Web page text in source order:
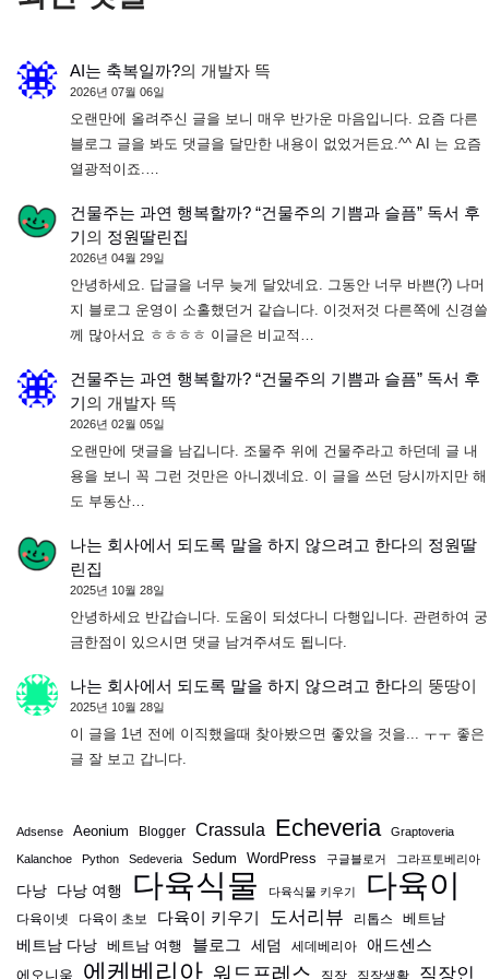
AI는 축복일까?의 개발자 뜩
2026년 07월 06일
오랜만에 올려주신 글을 보니 매우 반가운 마음입니다. 요즘 다른
블로그 글을 봐도 댓글을 달만한 내용이 없었거든요.^^ AI 는 요즘
열광적이죠.…
건물주는 과연 행복할까? “건물주의 기쁨과 슬픔” 독서 후
기의 정원딸린집
2026년 04월 29일
안녕하세요. 답글을 너무 늦게 달았네요. 그동안 너무 바쁜(?) 나머
지 블로그 운영이 소홀했던거 같습니다. 이것저것 다른쪽에 신경쓸
께 많아서요 ㅎㅎㅎㅎ 이글은 비교적…
건물주는 과연 행복할까? “건물주의 기쁨과 슬픔” 독서 후
기의 개발자 뜩
2026년 02월 05일
오랜만에 댓글을 남깁니다. 조물주 위에 건물주라고 하던데 글 내
용을 보니 꼭 그런 것만은 아니겠네요. 이 글을 쓰던 당시까지만 해
도 부동산…
나는 회사에서 되도록 말을 하지 않으려고 한다의 정원딸
린집
2025년 10월 28일
안녕하세요 반갑습니다. 도움이 되셨다니 다행입니다. 관련하여 궁
금한점이 있으시면 댓글 남겨주셔도 됩니다.
나는 회사에서 되도록 말을 하지 않으려고 한다의 뚱땅이
2025년 10월 28일
이 글을 1년 전에 이직했을때 찾아봤으면 좋았을 것을... ㅜㅜ 좋은
글 잘 보고 갑니다.
Adsense Aeonium Blogger Crassula Echeveria Graptoveria
Kalanchoe Python Sedeveria Sedum WordPress 구글블로거 그라프토베리아
다낭 다낭 여행 다육식물 다육식물 키우기 다육이
다육이넷 다육이 초보 다육이 키우기 도서리뷰 리톱스
베트남
베트남 다낭 베트남 여행 블로그 세덤 세데베리아 애드센스
에오니움 에케베리아 워드프레스 직장 직장생활 직장인